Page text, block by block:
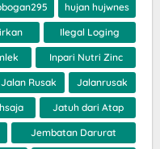
hujan hujwnes
Ilegal Loging
Inpari Nutri Zinc
Jalan Rusak Jalanrusak
Jatuh dari Atap
Jembatan Darurat